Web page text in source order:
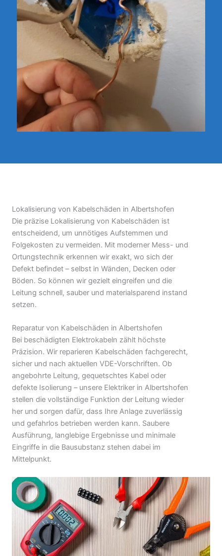
Lokalisierung von Kabelschäden in Albertshofen
Die präzise Lokalisierung von Kabelschäden ist
entscheidend, um unnötiges Aufstemmen und
Folgekosten zu vermeiden. Mit moderner Mess- und
Ortungstechnik erkennen wir exakt, wo sich der
Defekt befindet – selbst in Wänden, Decken oder
Böden. So können wir gezielt eingreifen und die
Leitung schnell, sauber und materialsparend instand
setzen.
Reparatur von Kabelschäden in Albertshofen
Bei beschädigten Elektrokabeln zählt höchste
Präzision. Wir reparieren Kabelschäden fachgerecht,
sicher und nach aktuellen VDE-Vorschriften. Ob
angebohrte Leitung, gequetschtes Kabel oder
defekte Isolierung – unsere Elektriker in Albertshofen
stellen die vollständige Funktion der Leitung wieder
her und sorgen dafür, dass Ihre Anlage zuverlässig
und gefahrlos betrieben werden kann. Saubere
Ausführung, langlebige Ergebnisse und minimale
Eingriffe in die Bausubstanz stehen dabei im
Mittelpunkt.